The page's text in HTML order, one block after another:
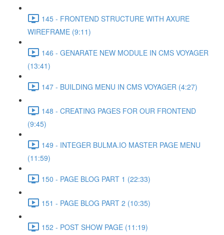
145 - FRONTEND STRUCTURE WITH AXURE
WIREFRAME (9:11)
146 - GENARATE NEW MODULE IN CMS VOYAGER
(13:41)
147 - BUILDING MENU IN CMS VOYAGER (4:27)
148 - CREATING PAGES FOR OUR FRONTEND
(9:45)
149 - INTEGER BULMA.IO MASTER PAGE MENU
(11:59)
150 - PAGE BLOG PART 1 (22:33)
151 - PAGE BLOG PART 2 (10:35)
152 - POST SHOW PAGE (11:19)